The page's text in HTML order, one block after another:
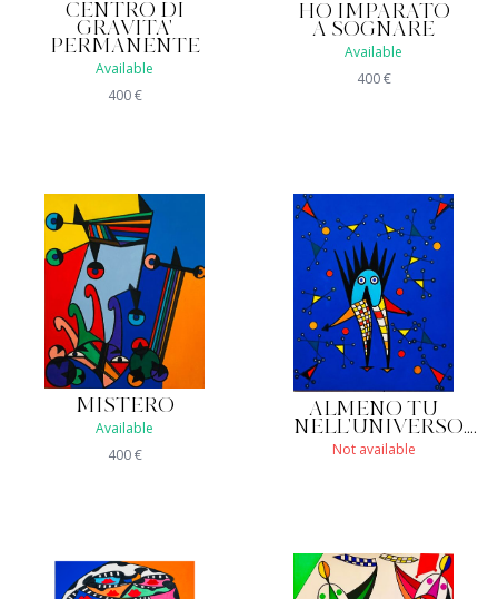
CENTRO DI
GRAVITA'
PERMANENTE
Available
400€
HO IMPARATO
A SOGNARE
Available
400€
MISTERO
Available
400€
ALMENO TU
NELL'UNIVERSO....
Not available